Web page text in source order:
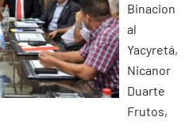
Binacion
al
Yacyretá,
Nicanor
Duarte
Frutos,